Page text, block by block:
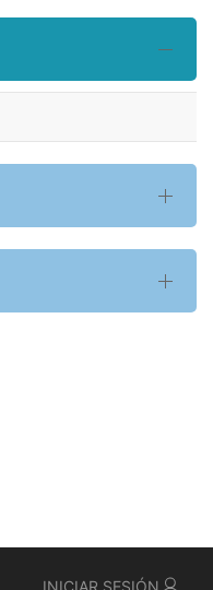
INICIAR SESIÓN